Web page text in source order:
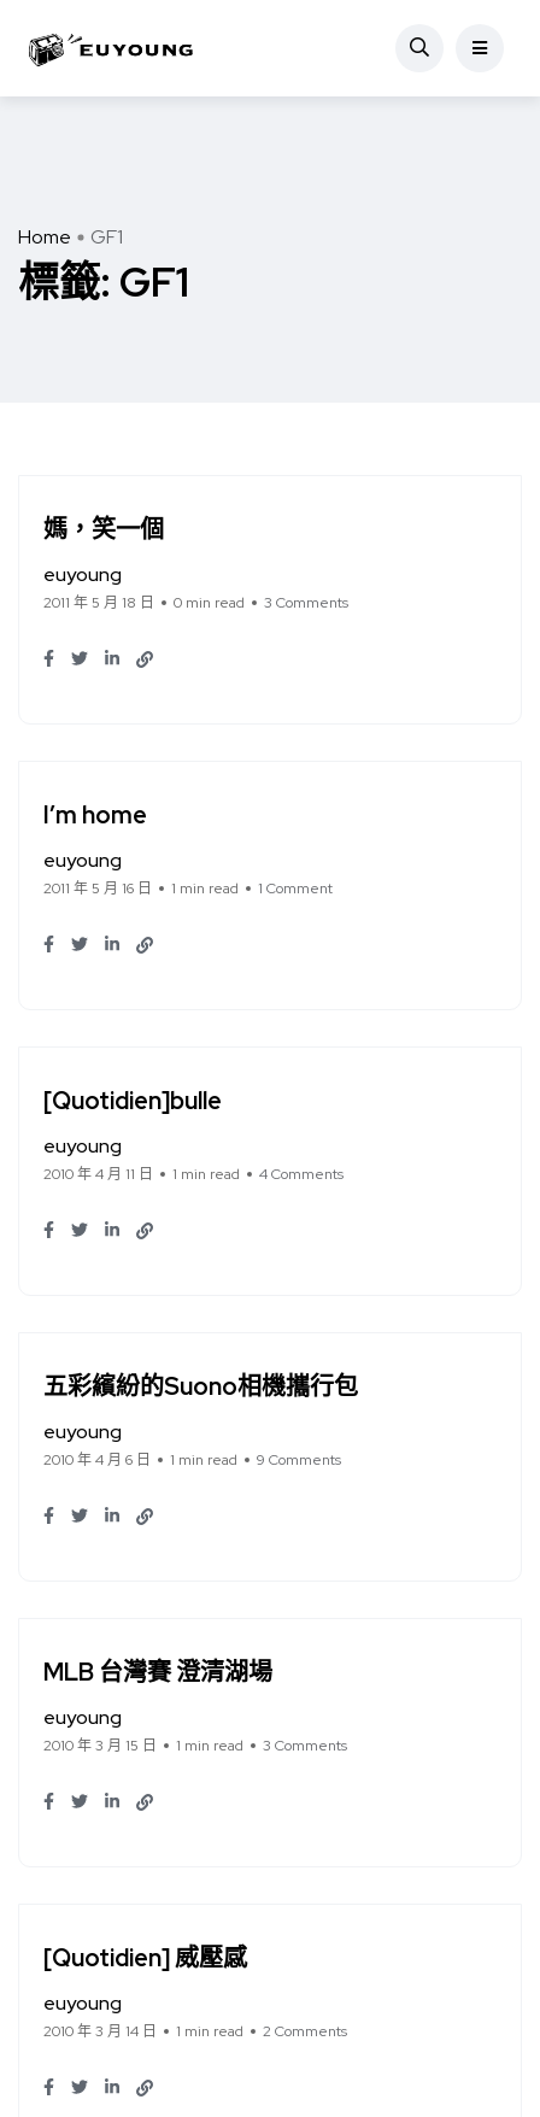
Home GF1
標籤: GF1
媽，笑一個
euyoung
2011 年 5 月 18 日 0 min read 3 Comments
I’m home
euyoung
2011 年 5 月 16 日 1 min read 1 Comment
[Quotidien]bulle
euyoung
2010 年 4 月 11 日 1 min read 4 Comments
五彩繽紛的Suono相機攜行包
euyoung
2010 年 4 月 6 日 1 min read 9 Comments
MLB 台灣賽 澄清湖場
euyoung
2010 年 3 月 15 日 1 min read 3 Comments
[Quotidien] 威壓感
euyoung
2010 年 3 月 14 日 1 min read 2 Comments